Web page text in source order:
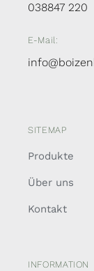
038847 220
E-Mail:
SITEMAP
Produkte
Über uns
Kontakt
INFORMATION